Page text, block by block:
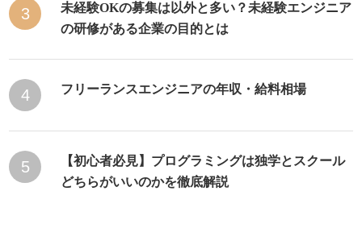
3
未経験OKの募集は以外と多い？未経験エンジニア
の研修がある企業の目的とは
4 フリーランスエンジニアの年収・給料相場
5
【初心者必見】プログラミングは独学とスクール
どちらがいいのかを徹底解説